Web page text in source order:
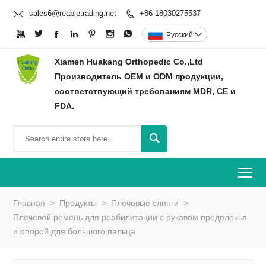
 sales6@reabletrading.net  +86-18030275537
       Pусский 
Xiamen Huakang Orthopedic Co.,Ltd
Производитель OEM и ODM продукции,
соответствующий требованиям MDR, CE и
FDA.

Главная > Продукты > Плечевые слинги >
Плечевой ремень для реабилитации с рукавом предплечья
и опорой для большого пальца